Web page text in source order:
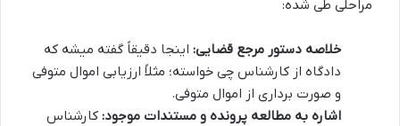
مراحلی طی شده:
خلاصه دستور مرجع قضایی: اینجا دقیقاً گفته میشه که
دادگاه از کارشناس چی خواسته؛ مثلاً ارزیابی اموال متوفی
و صورت برداری از اموال متوفی.
اشاره به مطالعه پرونده و مستندات موجود: کارشناس